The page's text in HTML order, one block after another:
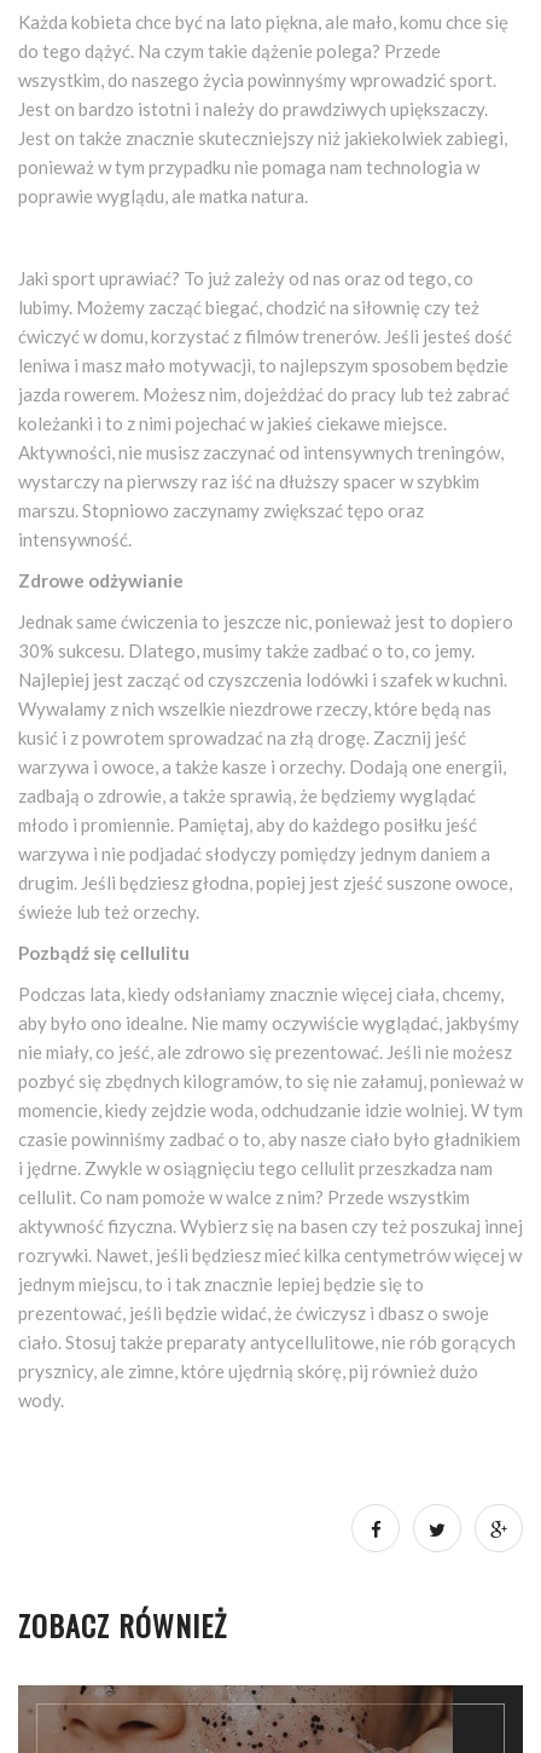
Każda kobieta chce być na lato piękna, ale mało, komu chce się
do tego dążyć. Na czym takie dążenie polega? Przede
wszystkim, do naszego życia powinnyśmy wprowadzić sport.
Jest on bardzo istotni i należy do prawdziwych upiększaczy.
Jest on także znacznie skuteczniejszy niż jakiekolwiek zabiegi,
ponieważ w tym przypadku nie pomaga nam technologia w
poprawie wyglądu, ale matka natura.
Jaki sport uprawiać? To już zależy od nas oraz od tego, co
lubimy. Możemy zacząć biegać, chodzić na siłownię czy też
ćwiczyć w domu, korzystać z filmów trenerów. Jeśli jesteś dość
leniwa i masz mało motywacji, to najlepszym sposobem będzie
jazda rowerem. Możesz nim, dojeżdżać do pracy lub też zabrać
koleżanki i to z nimi pojechać w jakieś ciekawe miejsce.
Aktywności, nie musisz zaczynać od intensywnych treningów,
wystarczy na pierwszy raz iść na dłuższy spacer w szybkim
marszu. Stopniowo zaczynamy zwiększać tępo oraz
intensywność.
Zdrowe odżywianie
Jednak same ćwiczenia to jeszcze nic, ponieważ jest to dopiero
30% sukcesu. Dlatego, musimy także zadbać o to, co jemy.
Najlepiej jest zacząć od czyszczenia lodówki i szafek w kuchni.
Wywalamy z nich wszelkie niezdrowe rzeczy, które będą nas
kusić i z powrotem sprowadzać na złą drogę. Zacznij jeść
warzywa i owoce, a także kasze i orzechy. Dodają one energii,
zadbają o zdrowie, a także sprawią, że będziemy wyglądać
młodo i promiennie. Pamiętaj, aby do każdego posiłku jeść
warzywa i nie podjadać słodyczy pomiędzy jednym daniem a
drugim. Jeśli będziesz głodna, popiej jest zjeść suszone owoce,
świeże lub też orzechy.
Pozbądź się cellulitu
Podczas lata, kiedy odsłaniamy znacznie więcej ciała, chcemy,
aby było ono idealne. Nie mamy oczywiście wyglądać, jakbyśmy
nie miały, co jeść, ale zdrowo się prezentować. Jeśli nie możesz
pozbyć się zbędnych kilogramów, to się nie załamuj, ponieważ w
momencie, kiedy zejdzie woda, odchudzanie idzie wolniej. W tym
czasie powinniśmy zadbać o to, aby nasze ciało było gładnikiem
i jędrne. Zwykle w osiągnięciu tego cellulit przeszkadza nam
cellulit. Co nam pomoże w walce z nim? Przede wszystkim
aktywność fizyczna. Wybierz się na basen czy też poszukaj innej
rozrywki. Nawet, jeśli będziesz mieć kilka centymetrów więcej w
jednym miejscu, to i tak znacznie lepiej będzie się to
prezentować, jeśli będzie widać, że ćwiczysz i dbasz o swoje
ciało. Stosuj także preparaty antycellulitowe, nie rób gorących
prysznicy, ale zimne, które ujędrnią skórę, pij również dużo
wody.
ZOBACZ RÓWNIEŻ